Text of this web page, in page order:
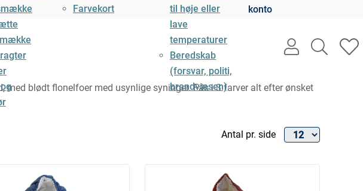
Farvekort
til høje eller
lave
temperaturer
Beredskab
(forsvar, politi,
brandvæsen)
konto
user
search
blødt flonelfoer med usynlige syninger. Fås i 3 farver alt efter ønsket
Antal pr. side